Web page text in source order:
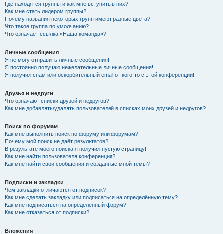
Где находятся группы и как мне вступить в них?
Как мне стать лидером группы?
Почему названия некоторых групп имеют разные цвета?
Что такое группа по умолчанию?
Что означает ссылка «Наша команда»?
Личные сообщения
Я не могу отправить личные сообщения!
Я постоянно получаю нежелательные личные сообщения!
Я получил спам или оскорбительный email от кого-то с этой конференции!
Друзья и недруги
Что означают списки друзей и недругов?
Как мне добавлять/удалять пользователей в списках моих друзей и недругов?
Поиск по форумам
Как мне выполнить поиск по форуму или форумам?
Почему мой поиск не даёт результатов?
В результате моего поиска я получил пустую страницу!
Как мне найти пользователя конференции?
Как мне найти свои сообщения и созданные мной темы?
Подписки и закладки
Чем закладки отличаются от подписок?
Как мне сделать закладку или подписаться на определённую тему?
Как мне подписаться на определённый форум?
Как мне отказаться от подписки?
Вложения